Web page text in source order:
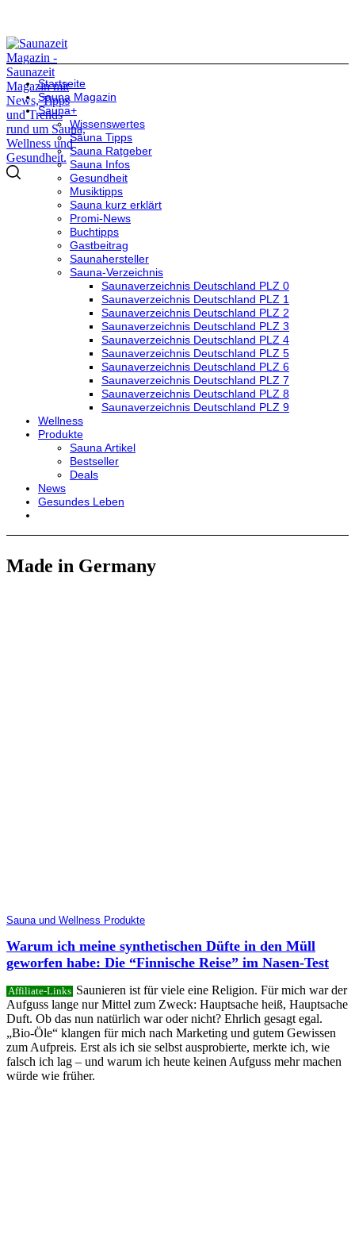
Startseite
Sauna Magazin
Sauna+
Wissenswertes
Sauna Tipps
Sauna Ratgeber
Sauna Infos
Gesundheit
Musiktipps
Sauna kurz erklärt
Promi-News
Buchtipps
Gastbeitrag
Saunahersteller
Sauna-Verzeichnis
Saunaverzeichnis Deutschland PLZ 0
Saunaverzeichnis Deutschland PLZ 1
Saunaverzeichnis Deutschland PLZ 2
Saunaverzeichnis Deutschland PLZ 3
Saunaverzeichnis Deutschland PLZ 4
Saunaverzeichnis Deutschland PLZ 5
Saunaverzeichnis Deutschland PLZ 6
Saunaverzeichnis Deutschland PLZ 7
Saunaverzeichnis Deutschland PLZ 8
Saunaverzeichnis Deutschland PLZ 9
Wellness
Produkte
Sauna Artikel
Bestseller
Deals
News
Gesundes Leben
Made in Germany
Sauna und Wellness Produkte
Warum ich meine synthetischen Düfte in den Müll
geworfen habe: Die “Finnische Reise” im Nasen-Test
Affiliate-Links Saunieren ist für viele eine Religion. Für mich war der
Aufguss lange nur Mittel zum Zweck: Hauptsache heiß, Hauptsache
Duft. Ob das nun natürlich war oder nicht? Ehrlich gesagt egal.
„Bio-Öle“ klangen für mich nach Marketing und gutem Gewissen
zum Aufpreis. Erst als ich sie selbst ausprobierte, merkte ich, wie
falsch ich lag – und warum ich heute keinen Aufguss mehr machen
würde wie früher.